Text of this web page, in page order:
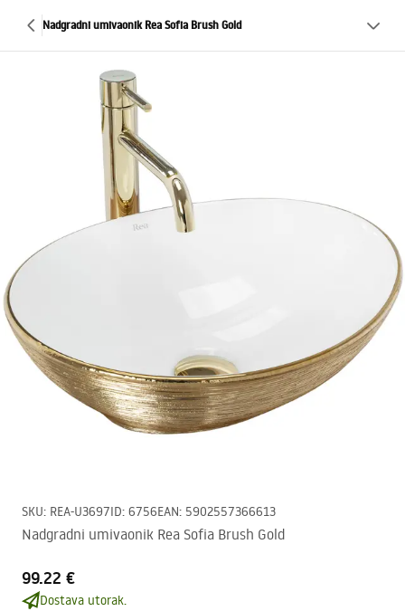
Nadgradni umivaonik Rea Sofia Brush Gold
SKU: REA-U3697ID: 6756EAN: 5902557366613
Nadgradni umivaonik Rea Sofia Brush Gold
99.22 €
Dostava utorak.